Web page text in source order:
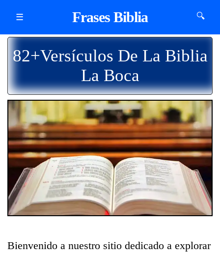
☰ Frases Biblia 🔍
82+Versículos De La Biblia
La Boca
Bienvenido a nuestro sitio dedicado a explorar